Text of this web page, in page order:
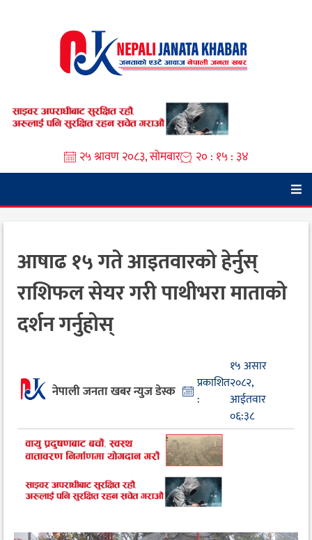
२५ श्रावण २०८३, सोमबार २० : १५ : ३६
आषाढ १५ गते आइतवारको हेर्नुस्
राशिफल सेयर गरी पाथीभरा माताको
दर्शन गर्नुहोस्
नेपाली जनता खबर न्युज डेस्क
प्रकाशित
:
१५ असार
२०८२,
आईतवार
०६:३८